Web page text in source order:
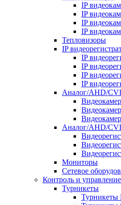
IP
IP
IP
IP
Тепловизоры
IP
IP
IP
IP
IP
Аналог/AHD/
Аналог/AHD/
Мониторы
Сетевое
Контроль и
Турникеты
Турникеты